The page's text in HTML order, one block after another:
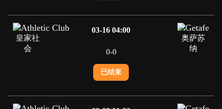
03-16 04:00
皇家社
会
0-0
奥萨苏
纳
已结束